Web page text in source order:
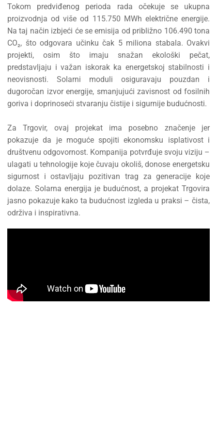
Tokom predviđenog perioda rada očekuje se ukupna
proizvodnja od više od 115.750 MWh električne energije.
Na taj način izbjeći će se emisija od približno 106.490 tona
CO₂, što odgovara učinku čak 5 miliona stabala. Ovakvi
projekti, osim što imaju snažan ekološki pečat,
predstavljaju i važan iskorak ka energetskoj stabilnosti i
neovisnosti. Solarni moduli osiguravaju pouzdan i
dugoročan izvor energije, smanjujući zavisnost od fosilnih
goriva i doprinoseći stvaranju čistije i sigurnije budućnosti.
Za Trgovir, ovaj projekat ima posebno značenje jer
pokazuje da je moguće spojiti ekonomsku isplativost i
društvenu odgovornost. Kompanija potvrđuje svoju viziju –
ulagati u tehnologije koje čuvaju okoliš, donose energetsku
sigurnost i ostavljaju pozitivan trag za generacije koje
dolaze. Solarna energija je budućnost, a projekat Trgovira
jasno pokazuje kako ta budućnost izgleda u praksi – čista,
održiva i inspirativna.